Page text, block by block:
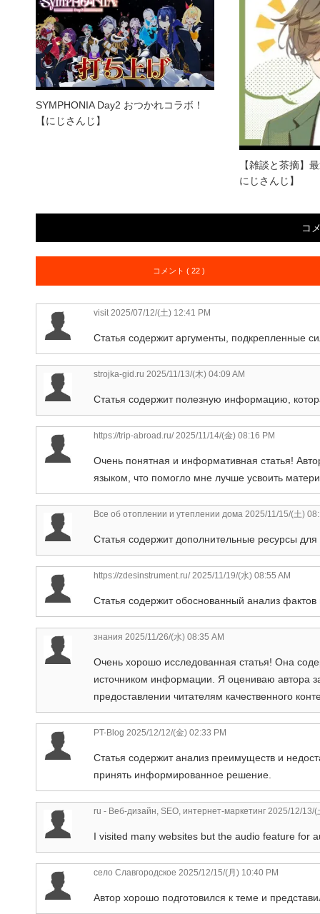
SYMPHONIA Day2 おつかれコラボ！
【にじさんじ】
【雑談と茶摘】
にじさんじ】
コ
コメント ( 22 )
visit2025/07/12/(土) 12:41 PM
Статья содержит аргументы, подкрепленные
strojka-gid.ru 2025/11/13/(木) 04:09 AM
Статья содержит полезную информацию,
https://trip-abroad.ru/2025/11/14/(金) 08:16 PM
Очень понятная и информативная статья!
языком, что помогло мне лучше усвоить
Все об отоплении и утеплении дома 2025/11/15/(土)
Статья содержит дополнительные ресурсы для
https://zdesinstrument.ru/2025/11/19/(水) 08:55 AM
Статья содержит обоснованный анализ
знания 2025/11/26/(水) 08:35 AM
Очень хорошо исследованная статья! Она
источником информации. Я оцениваю автора
предоставлении читателям качественного
PT-Blog 2025/12/12/(金) 02:33 PM
Статья содержит анализ преимуществ и
принять информированное решение.
ru - Веб-дизайн, SEO, интернет-маркетинг 2025/12/13/(
I visited many websites but the audio feature for
село Славгородское 2025/12/15/(月) 10:40 PM
Автор хорошо подготовился к теме и